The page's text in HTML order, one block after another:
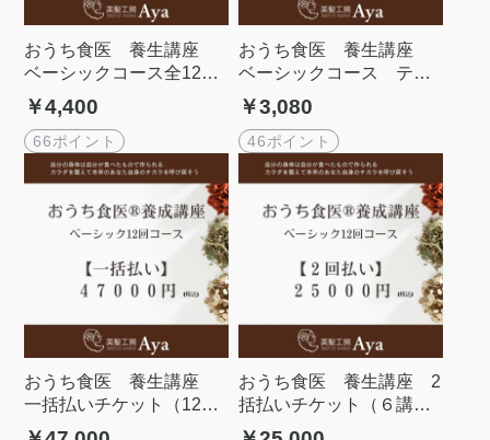
おうち食医 養生講座
ベーシックコース全12
回 月額払いチケット
￥4,400
66ポイント
おうち食医 養生講座
ベーシックコース テキ
スト
￥3,080
46ポイント
おうち食医 養生講座
一括払いチケット（12講
座分） ベーシックコース
おうち食医 養生講座 2
括払いチケット（６講座
分） ベーシックコース全